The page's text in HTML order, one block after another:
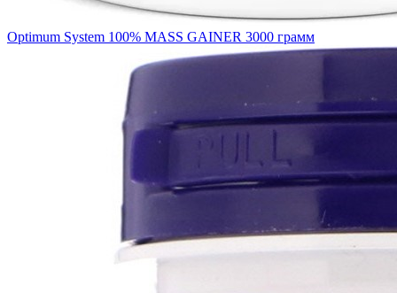
Optimum System 100% MASS GAINER 3000 грамм